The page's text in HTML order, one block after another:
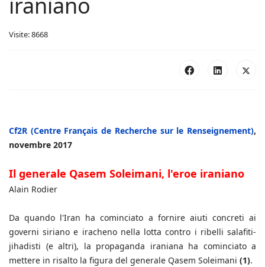
Visite: 8668
Cf2R (Centre Français de Recherche sur le Renseignement),
novembre 2017
Il generale Qasem Soleimani, l'eroe iraniano
Alain Rodier
Da quando l'Iran ha cominciato a fornire aiuti concreti ai
governi siriano e iracheno nella lotta contro i ribelli salafiti-
jihadisti (e altri), la propaganda iraniana ha cominciato a
mettere in risalto la figura del generale Qasem Soleimani (1).